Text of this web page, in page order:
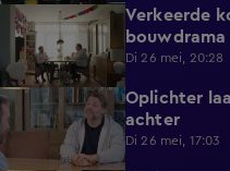
4:53
Verkeerde
bouwdrama
Di 26 mei, 20:28
0:46
Oplichter
achter
Di 26 mei, 17:03